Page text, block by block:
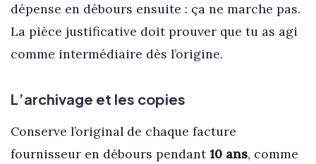
dépense en débours ensuite : ça ne marche pas.
La pièce justificative doit prouver que tu as agi
comme intermédiaire dès l’origine.
L’archivage et les copies
Conserve l’original de chaque facture
fournisseur en débours pendant 10 ans, comme